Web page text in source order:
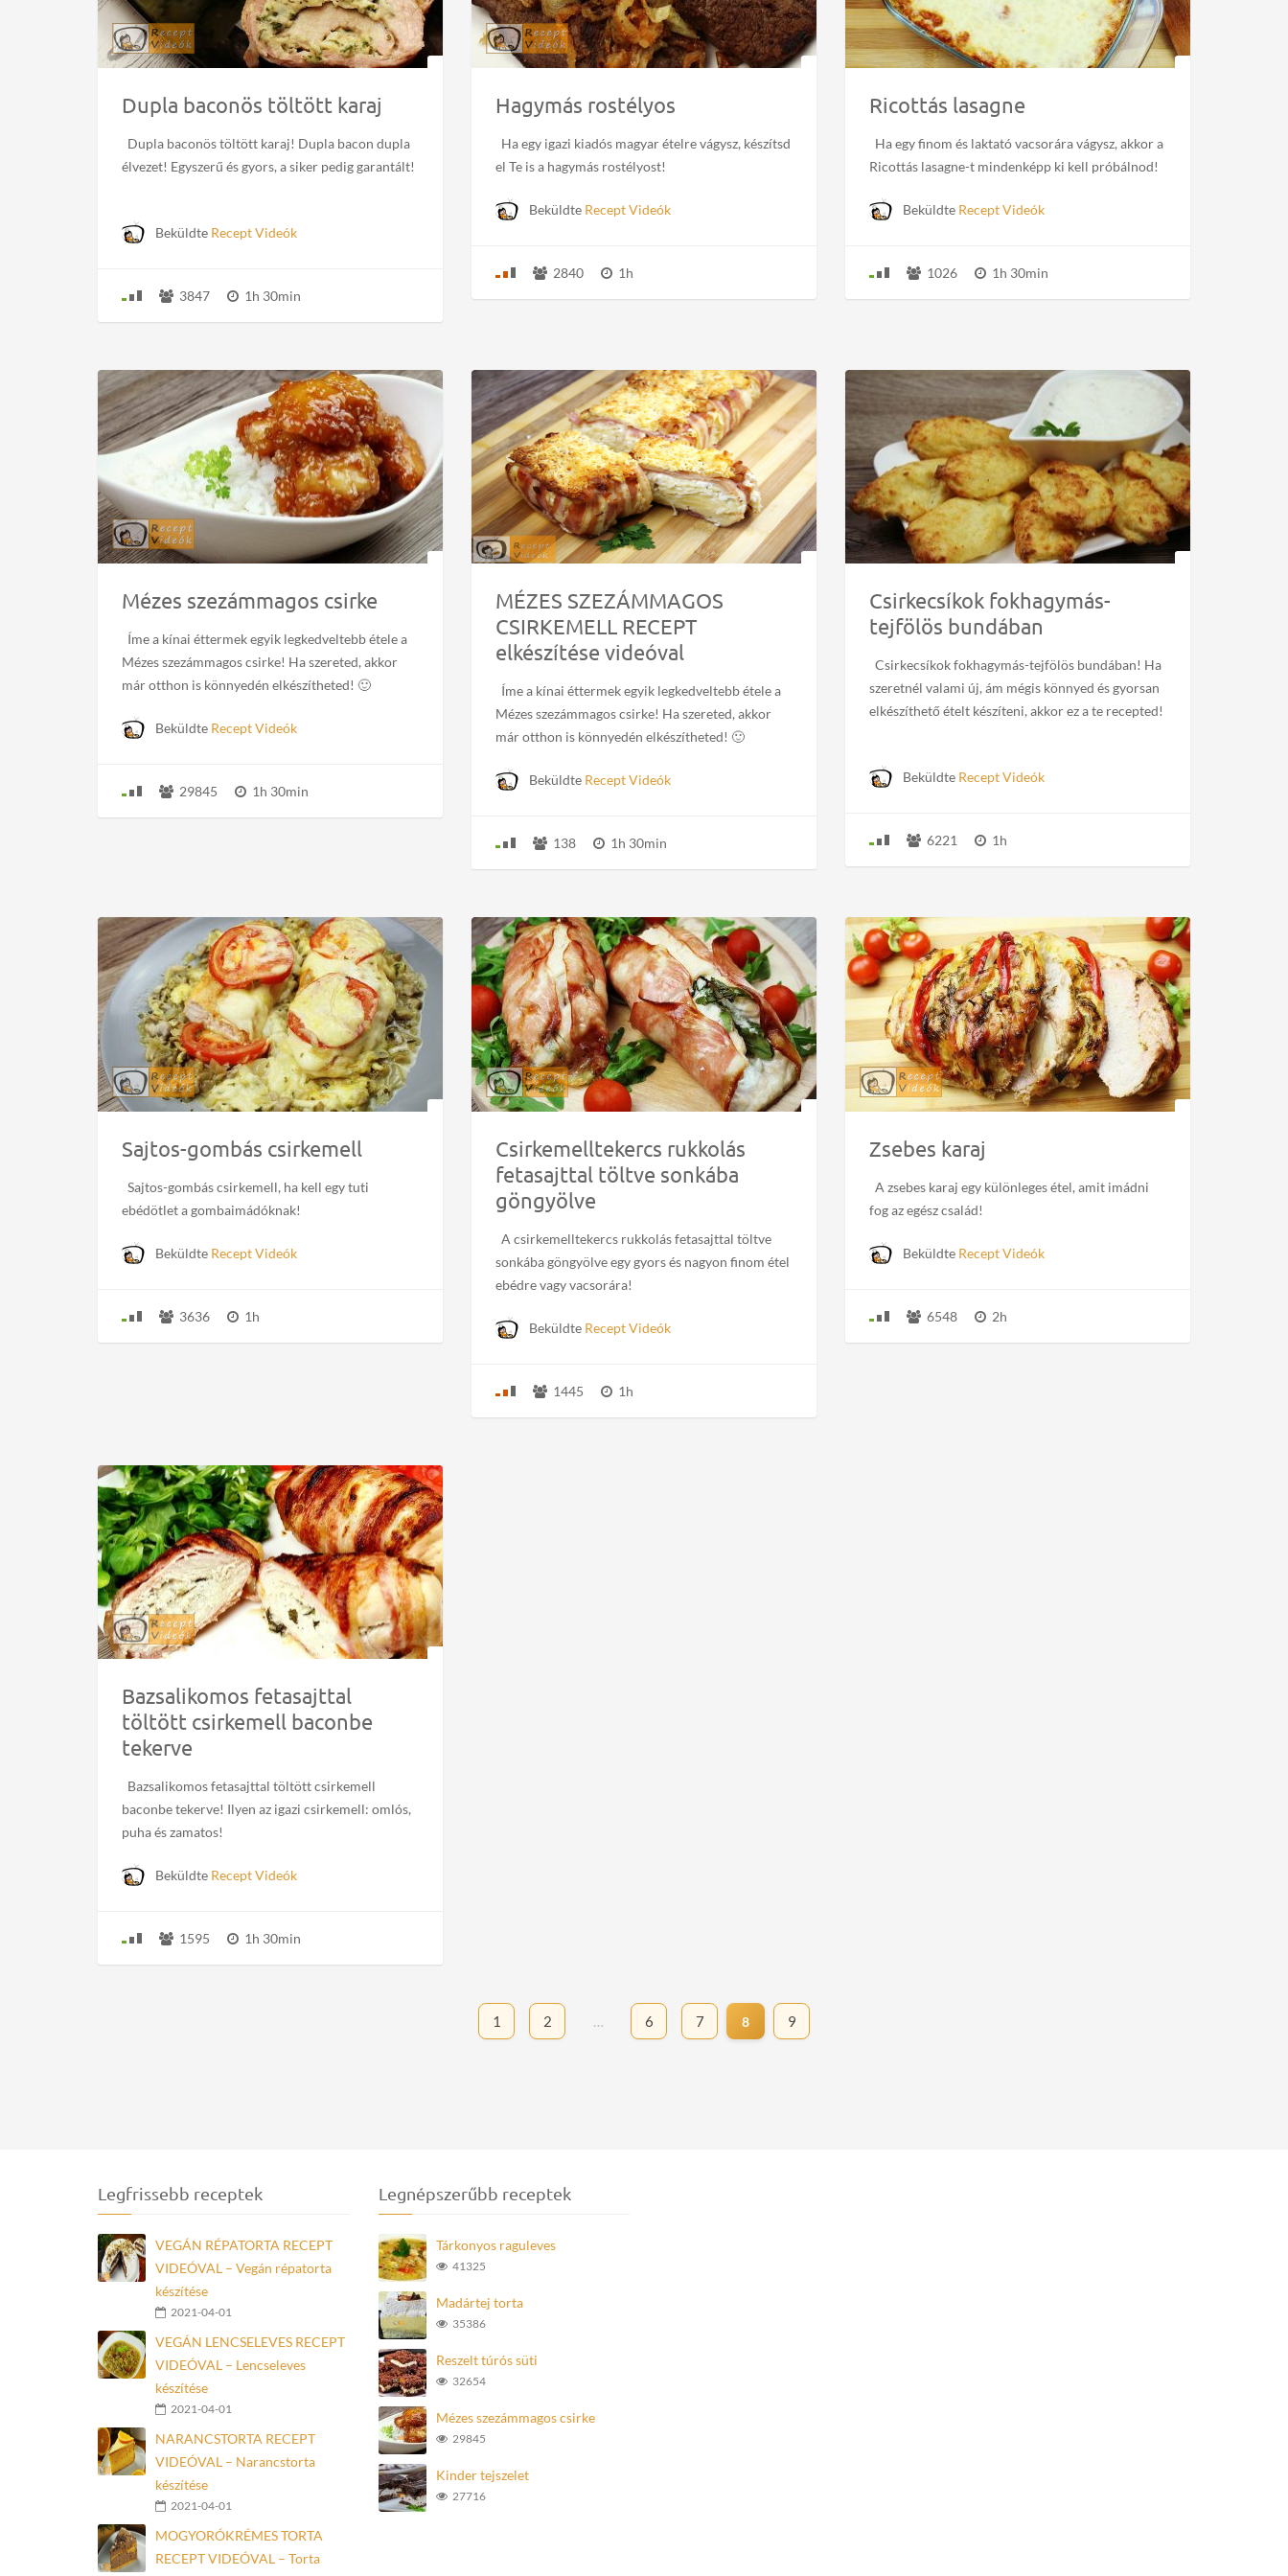
Dupla baconös töltött karaj
Dupla baconös töltött karaj! Dupla bacon dupla
élvezet! Egyszerű és gyors, a siker pedig garantált!
Beküldte Recept Videók
3847 1h 30min
Hagymás rostélyos
Ha egy igazi kiadós magyar ételre vágysz, készítsd
el Te is a hagymás rostélyost!
Beküldte Recept Videók
2840 1h
Ricottás lasagne
Ha egy finom és laktató vacsorára vágysz, akkor a
Ricottás lasagne-t mindenképp ki kell próbálnod!
Beküldte Recept Videók
1026 1h 30min
Mézes szezámmagos csirke
Íme a kínai éttermek egyik legkedveltebb étele a
Mézes szezámmagos csirke! Ha szereted, akkor
már otthon is könnyedén elkészítheted! 🙂
Beküldte Recept Videók
29845 1h 30min
MÉZES SZEZÁMMAGOS
CSIRKEMELL RECEPT
elkészítése videóval
Íme a kínai éttermek egyik legkedveltebb étele a
Mézes szezámmagos csirke! Ha szereted, akkor
már otthon is könnyedén elkészítheted! 🙂
Beküldte Recept Videók
138 1h 30min
Csirkecsíkok fokhagymás-
tejfölös bundában
Csirkecsíkok fokhagymás-tejfölös bundában! Ha
szeretnél valami új, ám mégis könnyed és gyorsan
elkészíthető ételt készíteni, akkor ez a te recepted!
Beküldte Recept Videók
6221 1h
Sajtos-gombás csirkemell
Sajtos-gombás csirkemell, ha kell egy tuti
ebédötlet a gombaimádóknak!
Beküldte Recept Videók
3636 1h
Csirkemelltekercs rukkolás
fetasajttal töltve sonkába
göngyölve
A csirkemelltekercs rukkolás fetasajttal töltve
sonkába göngyölve egy gyors és nagyon finom étel
ebédre vagy vacsorára!
Beküldte Recept Videók
1445 1h
Zsebes karaj
A zsebes karaj egy különleges étel, amit imádni
fog az egész család!
Beküldte Recept Videók
6548 2h
Bazsalikomos fetasajttal
töltött csirkemell baconbe
tekerve
Bazsalikomos fetasajttal töltött csirkemell
baconbe tekerve! Ilyen az igazi csirkemell: omlós,
puha és zamatos!
Beküldte Recept Videók
1595 1h 30min
1 2 6 7 8 9
Legfrissebb receptek
VEGÁN RÉPATORTA RECEPT
VIDEÓVAL – Vegán répatorta
készítése
2021-04-01
VEGÁN LENCSELEVES RECEPT
VIDEÓVAL – Lencseleves
készítése
2021-04-01
NARANCSTORTA RECEPT
VIDEÓVAL – Narancstorta
készítése
2021-04-01
MOGYORÓKRÉMES TORTA
RECEPT VIDEÓVAL – Torta
Legnépszerűbb receptek
Tárkonyos raguleves
41325
Madártej torta
35386
Reszelt túrós süti
32654
Mézes szezámmagos csirke
29845
Kinder tejszelet
27716